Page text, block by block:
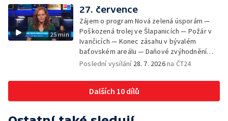
pozorovat zatmění Slunce — Den AČFK na
Letní filmové škole — Milan Uhde slaví 90 let
— Rekonstrukce vojenského srubu
25 min
27. července
Zájem o program Nová zelená úsporám —
Poškozená trolej ve Šlapanicích — Požár v
Ivančicích — Konec zásahu v bývalém
baťovském areálu — Daňové zvýhodnění
vína — Výhružky na magistrátu v Olomouci —
Brněnské týmy v první fotbalové lize —
Chystaná rekonstrukce bývalé věznice —
Nový seriál pro děti
Poslední vysílání 28. 7. 2026na ČT24
Dalších 10 dílů